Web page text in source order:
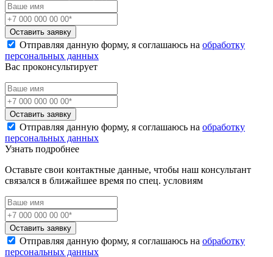
Оставить заявку
Отправляя данную форму, я соглашаюсь на обработку
персональных данных
Вас проконсультирует
Оставить заявку
Отправляя данную форму, я соглашаюсь на обработку
персональных данных
Узнать подробнее
Оставьте свои контактные данные, чтобы наш консультант
связался в ближайшее время по спец. условиям
Оставить заявку
Отправляя данную форму, я соглашаюсь на обработку
персональных данных